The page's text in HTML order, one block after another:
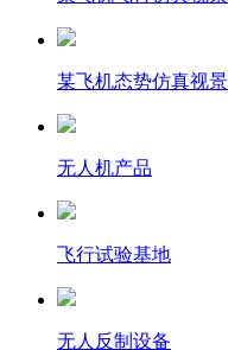
某飞机态势仿真视景
无人机产品
飞行试验基地
无人反制设备